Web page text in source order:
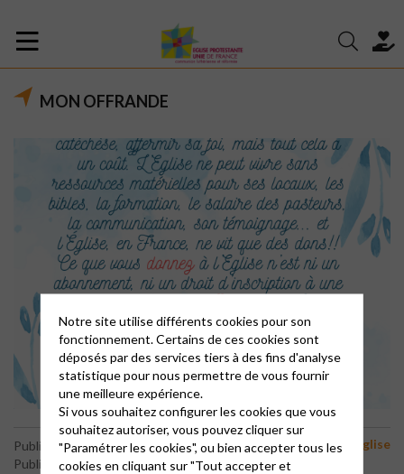
MON OFFRANDE
Publié le 8 mars 2024
Publié par le webmaster
Vie de l'eglise
Notre site utilise différents cookies pour son
fonctionnement. Certains de ces cookies sont
déposés par des services tiers à des fins d'analyse
statistique pour nous permettre de vous fournir
une meilleure expérience.
Si vous souhaitez configurer les cookies que vous
souhaitez autoriser, vous pouvez cliquer sur
"Paramétrer les cookies", ou bien accepter tous les
cookies en cliquant sur "Tout accepter et